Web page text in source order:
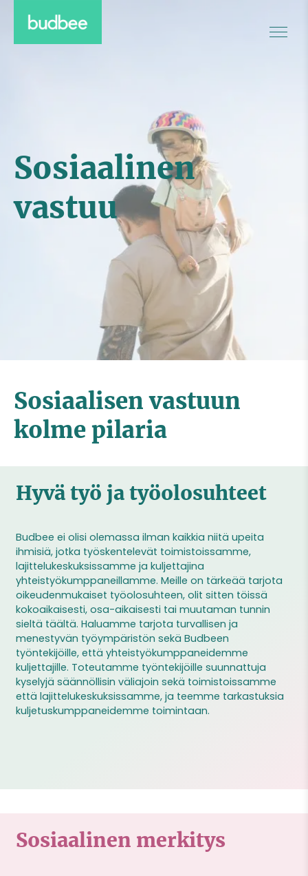
Sosiaalinen
vastuu
Sosiaalisen vastuun
kolme pilaria
Hyvä työ ja työolosuhteet
Budbee ei olisi olemassa ilman kaikkia niitä upeita
ihmisiä, jotka työskentelevät toimistoissamme,
lajittelukeskuksissamme ja kuljettajina
yhteistyökumppaneillamme. Meille on tärkeää tarjota
oikeudenmukaiset työolosuhteen, olit sitten töissä
kokoaikaisesti, osa-aikaisesti tai muutaman tunnin
sieltä täältä. Haluamme tarjota turvallisen ja
menestyvän työympäristön sekä Budbeen
työntekijöille, että yhteistyökumppaneidemme
kuljettajille. Toteutamme työntekijöille suunnattuja
kyselyjä säännöllisin väliajoin sekä toimistoissamme
että lajittelukeskuksissamme, ja teemme tarkastuksia
kuljetuskumppaneidemme toimintaan.
Sosiaalinen merkitys